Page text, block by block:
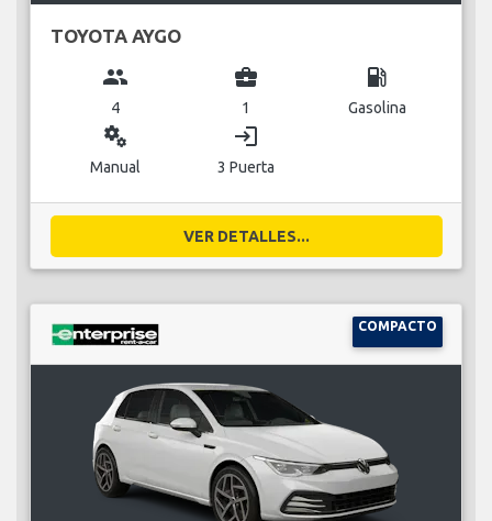
TOYOTA AYGO
group
4
business_center
1
local_gas_station
Gasolina
miscellaneous_services
Manual
login
3 Puerta
VER DETALLES...
COMPACTO